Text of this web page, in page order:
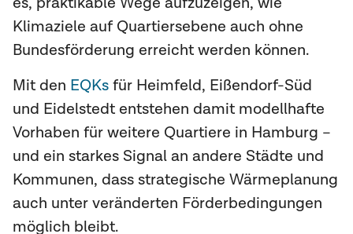
Klimaziele auf Quartiersebene auch ohne
Bundesförderung erreicht werden können.
Mit den EQKs für Heimfeld, Eißendorf-Süd
und Eidelstedt entstehen damit modellhafte
Vorhaben für weitere Quartiere in Hamburg –
und ein starkes Signal an andere Städte und
Kommunen, dass strategische Wärmeplanung
auch unter veränderten Förderbedingungen
möglich bleibt.